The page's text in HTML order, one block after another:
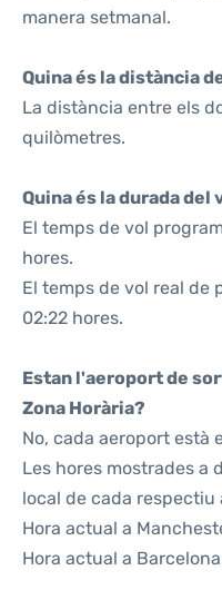
manera setmanal.
Quina és la distància
La distància entre els
quilòmetres.
Quina és la durada del
El temps de vol
hores.
El temps de vol real de
02:22 hores.
Estan l'aeroport de
Zona Horària?
No, cada aeroport està
Les hores mostrades a
local de cada respectiu
Hora actual a
Hora actual a